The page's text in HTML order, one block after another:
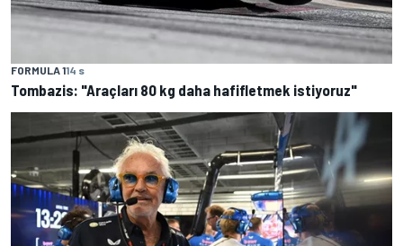
FORMULA 114 s
Tombazis: "Araçları 80 kg daha hafifletmek istiyoruz"